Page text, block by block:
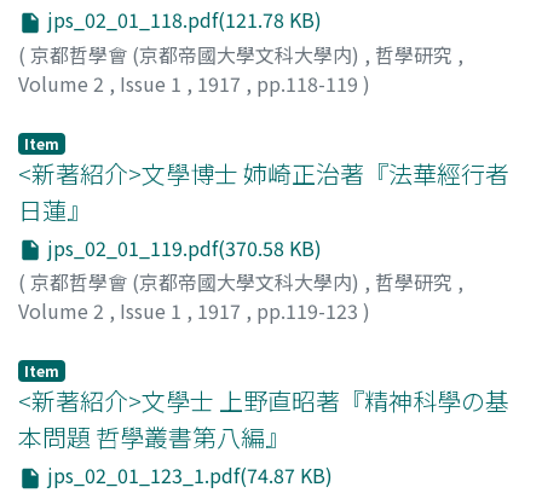
jps_02_01_118.pdf(121.78 KB)
( 京都哲學會 (京都帝國大學文科大學内) , 哲學研究 ,
Volume 2 , Issue 1 , 1917 , pp.118-119 )
Item
<新著紹介>文學博士 姉崎正治著『法華經行者
日蓮』
jps_02_01_119.pdf(370.58 KB)
( 京都哲學會 (京都帝國大學文科大學内) , 哲學研究 ,
Volume 2 , Issue 1 , 1917 , pp.119-123 )
Item
<新著紹介>文學士 上野直昭著『精神科學の基
本問題 哲學叢書第八編』
jps_02_01_123_1.pdf(74.87 KB)